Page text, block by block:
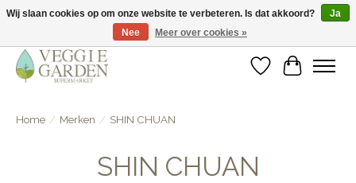
vegan & veggie products | free store pick-up
Verlanglijst
Home / Merken / SHIN CHUAN
SHIN CHUAN
Wij slaan cookies op om onze website te verbeteren. Is dat akkoord?
Ja
Nee
Meer over cookies »